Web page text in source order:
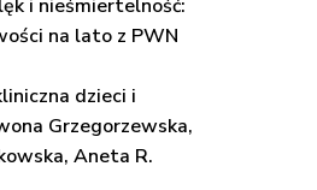
i nieśmiertelność:
na lato z PWN
dzieci i
Grzegorzewska,
Aneta R.